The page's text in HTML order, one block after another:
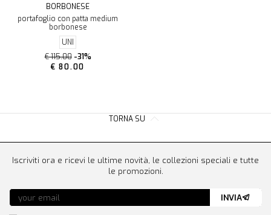
BORBONESE
portafoglio con patta medium
borbonese
UNI
€ 115.00 -31%
€ 80.00
TORNA SU
Iscriviti ora e ricevi le ultime novità, le collezioni speciali e tutte
le promozioni.
INVIA